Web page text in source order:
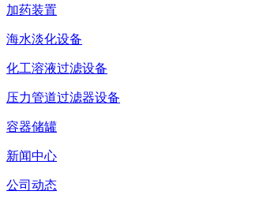
加药装置
海水淡化设备
化工溶液过滤设备
压力管道过滤器设备
容器储罐
新闻中心
公司动态